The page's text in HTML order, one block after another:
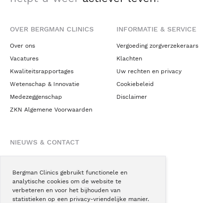
Bergman Clinics gebruikt functionele en
analytische cookies om de website te
verbeteren en voor het bijhouden van
statistieken op een privacy-vriendelijke manier.
OVER BERGMAN CLINICS
Over ons
Vacatures
Kwaliteitsrapportages
Wetenschap & Innovatie
Medezeggenschap
ZKN Algemene Voorwaarden
INFORMATIE & SERVICE
Vergoeding zorgverzekeraars
Klachten
Uw rechten en privacy
Cookiebeleid
Disclaimer
NIEUWS & CONTACT
Blogs
Podcast
Pressroom